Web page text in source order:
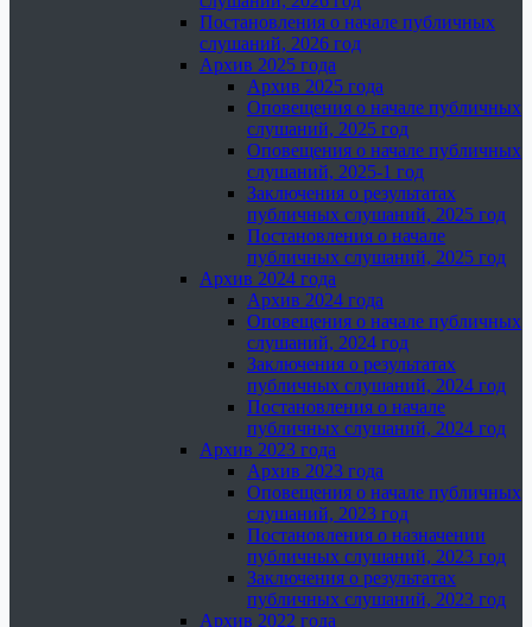
Постановления о начале публичных
слушаний, 2026 год
Архив 2025 года
Архив 2025 года
Оповещения о начале публичных
слушаний, 2025 год
Оповещения о начале публичных
слушаний, 2025-1 год
Заключения о результатах
публичных слушаний, 2025 год
Постановления о начале
публичных слушаний, 2025 год
Архив 2024 года
Архив 2024 года
Оповещения о начале публичных
слушаний, 2024 год
Заключения о результатах
публичных слушаний, 2024 год
Постановления о начале
публичных слушаний, 2024 год
Архив 2023 года
Архив 2023 года
Оповещения о начале публичных
слушаний, 2023 год
Постановления о назначении
публичных слушаний, 2023 год
Заключения о результатах
публичных слушаний, 2023 год
Архив 2022 года